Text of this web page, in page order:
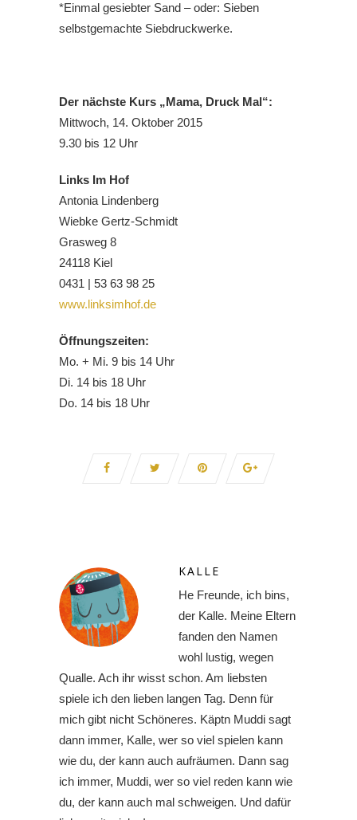
*Einmal gesiebter Sand – oder: Sieben
selbstgemachte Siebdruckwerke.
Der nächste Kurs „Mama, Druck Mal“:
Mittwoch, 14. Oktober 2015
9.30 bis 12 Uhr
Links Im Hof
Antonia Lindenberg
Wiebke Gertz-Schmidt
Grasweg 8
24118 Kiel
0431 | 53 63 98 25
www.linksimhof.de
Öffnungszeiten:
Mo. + Mi. 9 bis 14 Uhr
Di. 14 bis 18 Uhr
Do. 14 bis 18 Uhr
KALLE
He Freunde, ich bins,
der Kalle. Meine Eltern
fanden den Namen
wohl lustig, wegen
Qualle. Ach ihr wisst schon. Am liebsten
spiele ich den lieben langen Tag. Denn für
mich gibt nicht Schöneres. Käptn Muddi sagt
dann immer, Kalle, wer so viel spielen kann
wie du, der kann auch aufräumen. Dann sag
ich immer, Muddi, wer so viel reden kann wie
du, der kann auch mal schweigen. Und dafür